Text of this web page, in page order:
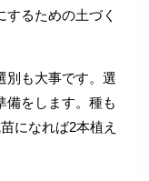
るための土づく
別も大事です。選
備をします。種も
になれば2本植え